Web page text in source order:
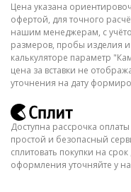
Цена указана
офертой, для точного
нашим менеджерам, с
размеров, пробы изделия и
калькуляторе параметр
цена за вставки не
уточнения на дату
Доступна рассрочка
простой и безопасный
сплитовать покупки на
оформления уточняйте у